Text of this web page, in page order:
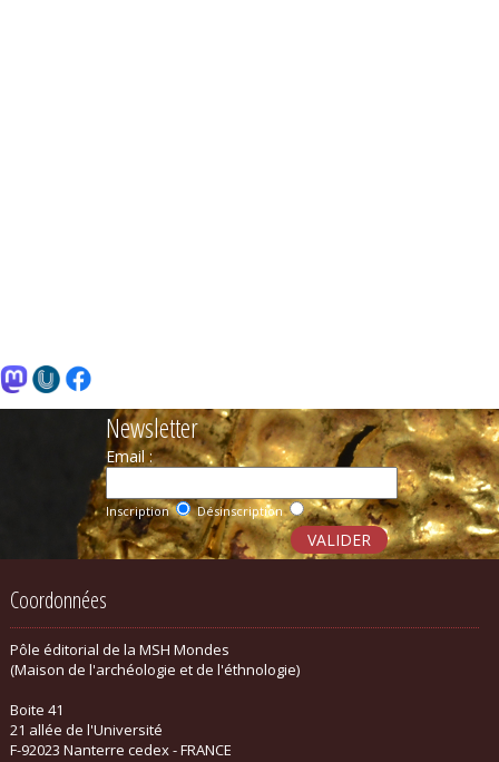
Newsletter
Email :
Inscription Désinscription
Coordonnées
Pôle éditorial de la MSH Mondes
(Maison de l'archéologie et de l'éthnologie)
Boite 41
21 allée de l'Université
F-92023 Nanterre cedex - FRANCE